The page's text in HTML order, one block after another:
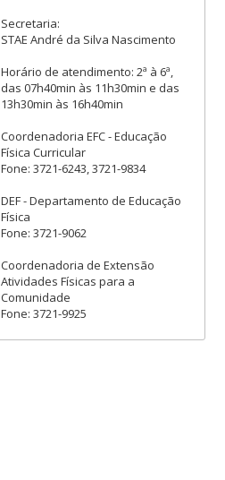
Secretaria:
STAE André da Silva Nascimento
Horário de atendimento: 2ª à 6ª,
das 07h40min às 11h30min e das
13h30min às 16h40min
Coordenadoria EFC - Educação
Física Curricular
Fone: 3721-6243, 3721-9834
DEF - Departamento de Educação
Física
Fone: 3721-9062
Coordenadoria de Extensão
Atividades Físicas para a
Comunidade
Fone: 3721-9925